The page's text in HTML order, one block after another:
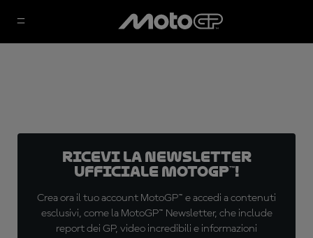
Ricevi la newsletter
ufficiale MotoGP™!
Crea ora il tuo account MotoGP™ e accedi a contenuti
esclusivi, come la MotoGP™ Newsletter, che include
report dei GP, video incredibili e informazioni